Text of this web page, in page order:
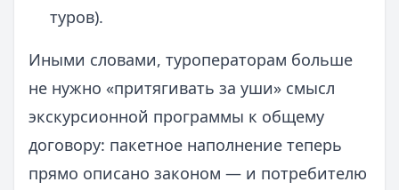
туров).
Иными словами, туроператорам больше
не нужно «притягивать за уши» смысл
экскурсионной программы к общему
договору: пакетное наполнение теперь
прямо описано законом — и потребителю